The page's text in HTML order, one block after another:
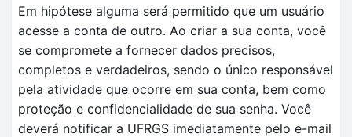
Em hipótese alguma será permitido que um usuário
acesse a conta de outro. Ao criar a sua conta, você
se compromete a fornecer dados precisos,
completos e verdadeiros, sendo o único responsável
pela atividade que ocorre em sua conta, bem como
proteção e confidencialidade de sua senha. Você
deverá notificar a UFRGS imediatamente pelo e-mail